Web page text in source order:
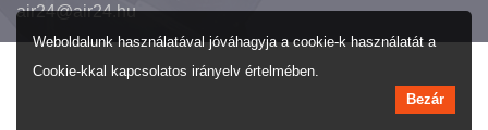
air24@air24.hu
Weboldalunk használatával jóváhagyja a cookie-k használatát a
Cookie-kkal kapcsolatos irányelv értelmében.
Bezár